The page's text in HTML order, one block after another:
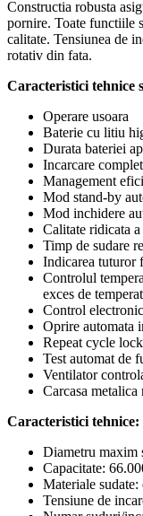
Constructia robusta
pornire. Toate functiile
calitate. Tensiunea de
rotativ din fata.
Caracteristici tehnice
Operare usoara
Baterie cu litiu
Durata bateriei
Incarcare
Management
Mod stand-by
Mod inchidere
Calitate ridicata
Timp de sudare
Indicarea
Controlul
exces de
Control
Oprire automata
Repeat cycle lock
Test automat de
Ventilator
Carcasa metalica
Caracteristici tehnice:
Diametru maxim
Capacitate:
Materiale
Tensiune de